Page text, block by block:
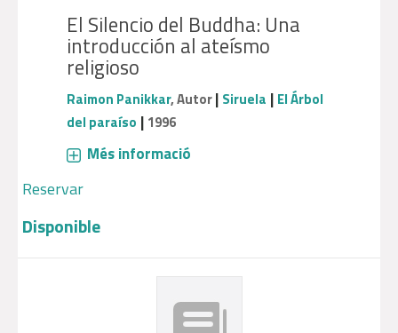
El Silencio del Buddha: Una
introducción al ateísmo
religioso
Raimon Panikkar, Autor| Siruela | El Árbol
del paraíso | 1996
Més informació
Reservar
Disponible